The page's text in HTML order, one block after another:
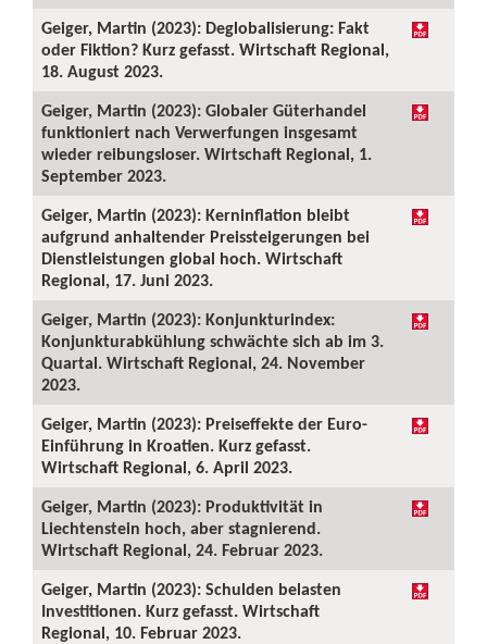
Geiger, Martin (2023): Deglobalisierung: Fakt
oder Fiktion? Kurz gefasst. Wirtschaft Regional,
18. August 2023.
Geiger, Martin (2023): Globaler Güterhandel
funktioniert nach Verwerfungen insgesamt
wieder reibungsloser. Wirtschaft Regional, 1.
September 2023.
Geiger, Martin (2023): Kerninflation bleibt
aufgrund anhaltender Preissteigerungen bei
Dienstleistungen global hoch. Wirtschaft
Regional, 17. Juni 2023.
Geiger, Martin (2023): Konjunkturindex:
Konjunkturabkühlung schwächte sich ab im 3.
Quartal. Wirtschaft Regional, 24. November
2023.
Geiger, Martin (2023): Preiseffekte der Euro-
Einführung in Kroatien. Kurz gefasst.
Wirtschaft Regional, 6. April 2023.
Geiger, Martin (2023): Produktivität in
Liechtenstein hoch, aber stagnierend.
Wirtschaft Regional, 24. Februar 2023.
Geiger, Martin (2023): Schulden belasten
Investitionen. Kurz gefasst. Wirtschaft
Regional, 10. Februar 2023.